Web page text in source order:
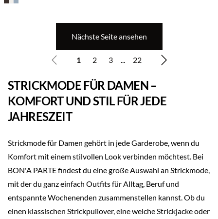
Nächste Seite ansehen
1 2 3 ... 22
STRICKMODE FÜR DAMEN –
KOMFORT UND STIL FÜR JEDE
JAHRESZEIT
Strickmode für Damen gehört in jede Garderobe, wenn du
Komfort mit einem stilvollen Look verbinden möchtest. Bei
BON'A PARTE findest du eine große Auswahl an Strickmode,
mit der du ganz einfach Outfits für Alltag, Beruf und
entspannte Wochenenden zusammenstellen kannst. Ob du
einen klassischen Strickpullover, eine weiche Strickjacke oder